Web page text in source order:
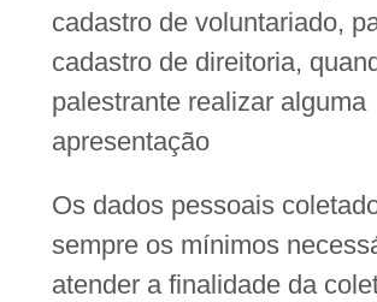
cadastro de voluntariado,
cadastro de direitoria,
palestrante realizar alguma
apresentação
Os dados pessoais
sempre os mínimos
atender a finalidade da